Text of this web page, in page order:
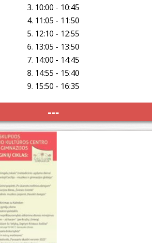
3. 10:00 - 10:45
4. 11:05 - 11:50
5. 12:10 - 12:55
6. 13:05 - 13:50
7. 14:00 - 14:45
8. 14:55 - 15:40
9. 15:50 - 16:35
---